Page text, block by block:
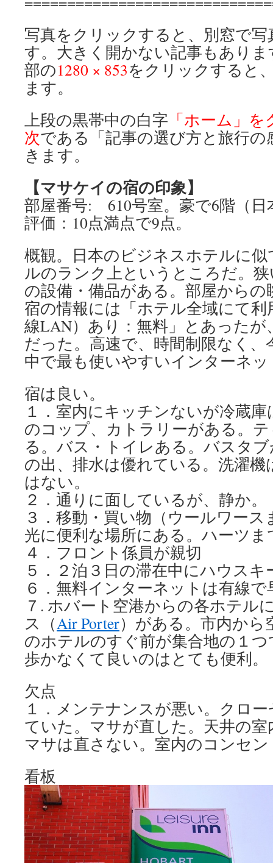
写真をクリックすると、別窓で
す。大きく開かない記事もあり
部の1280 × 853をクリックすると
ます。
上段の黒帯中の白字 「ホーム」
次である「記事の選び方と旅行
きます。
【マサケイの宿の印象】
部屋番号: 610号室。豪で6階（日
評価：10点満点で9点。
概観。日本のビジネスホテルに
ルのランク上というところだ。
の設備・備品がある。部屋からの
宿の情報には「ホテル全域にて利
線LAN）あり：無料」とあったが
だった。高速で、時間制限なく、
中で最も使いやすいインターネ
宿は良い。
１．室内にキッチンないが冷蔵
のコップ、カトラリーがある。
る。バス・トイレある。バスタ
の出、排水は優れている。洗濯
はない。
２．通りに面しているが、静か。
３．移動・買い物（ウールワース
光に便利な場所にある。ハーツま
４．フロント係員が親切
５．２泊３日の滞在中にハウス
６．無料インターネットは有線
７. ホバート空港からの各ホテル
ス（Air Porter）がある。市内か
のホテルのすぐ前が集合地の１
歩かなくて良いのはとても便利。
欠点
１．メンテナンスが悪い。クロ
ていた。マサが直した。天井の
マサは直さない。室内のコンセ
看板